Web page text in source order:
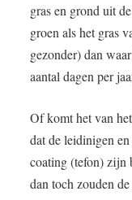
gras en grond uit
groen als het gras
gezonder) dan
aantal dagen per
Of komt het van
dat de leidinigen
coating (tefon) zijn
dan toch zouden